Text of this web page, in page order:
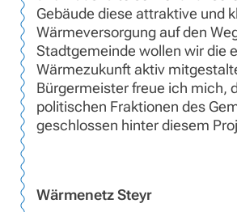
Gebäude diese attraktive und
Wärmeversorgung auf den
Stadtgemeinde wollen wir die
Wärmezukunft aktiv
Bürgermeister freue ich mich,
politischen Fraktionen des
geschlossen hinter diesem
Wärmenetz Steyr